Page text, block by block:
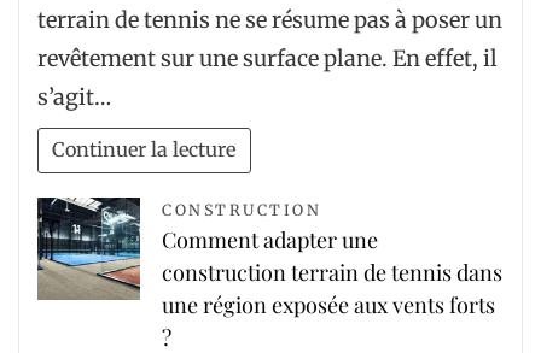
entreprise
spécialisée
de
tennis
fiable
terrain de tennis ne se résume pas à poser un
revêtement sur une surface plane. En effet, il
s’agit…
Continuer la lecture
CONSTRUCTION
Comment adapter une
construction terrain de tennis dans
une région exposée aux vents forts
?